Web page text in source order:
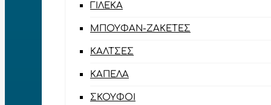
ΓΙΛΈΚΑ
ΜΠΟΥΦΆΝ-ΖΑΚΈΤΕΣ
ΚΆΛΤΣΕΣ
ΚΑΠΈΛΑ
ΣΚΟΎΦΟΙ